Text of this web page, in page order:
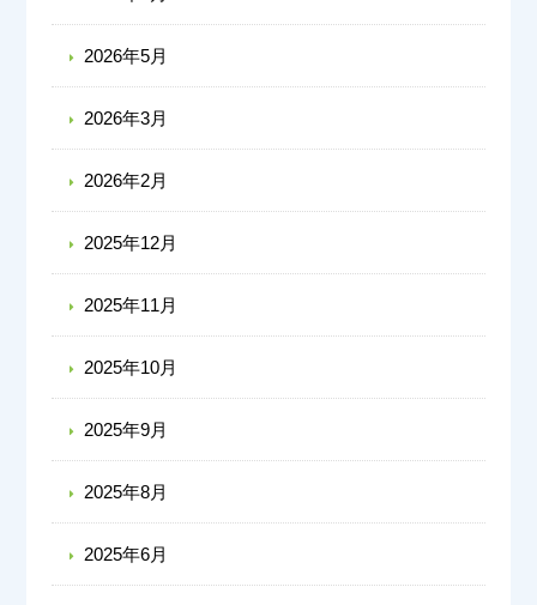
2026年5月
2026年3月
2026年2月
2025年12月
2025年11月
2025年10月
2025年9月
2025年8月
2025年6月